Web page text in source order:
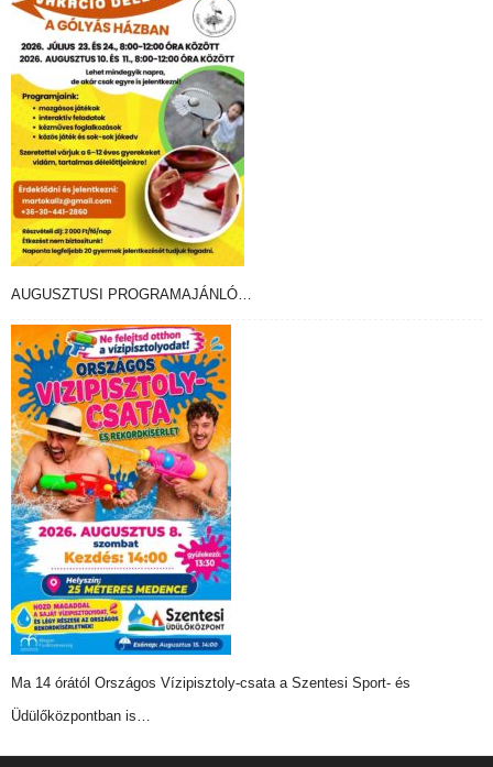
AUGUSZTUSI PROGRAMAJÁNLÓ…
Ma 14 órától Országos Vízipisztoly-csata a Szentesi Sport- és
Üdülőközpontban is…